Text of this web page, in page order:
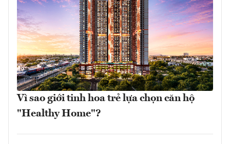
Vì sao giới tinh hoa trẻ lựa chọn căn hộ
"Healthy Home"?